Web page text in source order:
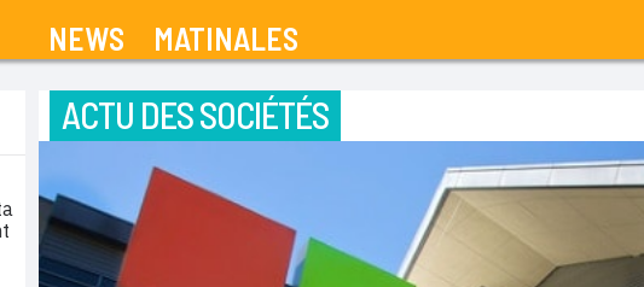
NEWS MATINALES
ACTU DES SOCIÉTÉS